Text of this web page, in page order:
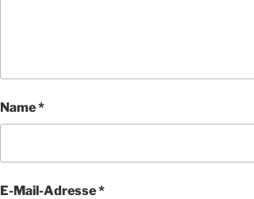
Name*
E-Mail-Adresse*